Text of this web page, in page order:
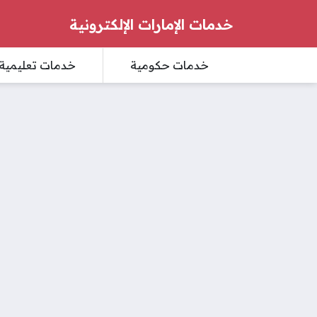
خدمات الإمارات الإلكترونية
خدمات حكومية خدمات تعليمية